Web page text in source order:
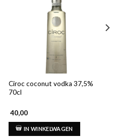
Ciroc coconut vodka 37,5%
70cl
40,00
IN WINKELWAGEN